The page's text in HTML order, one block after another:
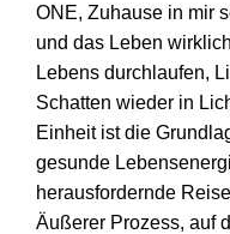
ONE, Zuhause in mir
und das Leben
Lebens durchlaufen,
Schatten wieder in
Einheit ist die
gesunde
herausfordernde
Äußerer Prozess, auf